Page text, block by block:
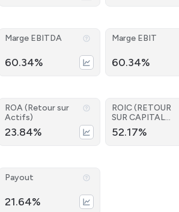
Marge EBITDA
60.34%
Marge EBIT
60.34%
ROA (Retour sur
Actifs)
23.84%
ROIC (RETOUR
SUR CAPITAL
INVESTI)
52.17%
Payout
21.64%